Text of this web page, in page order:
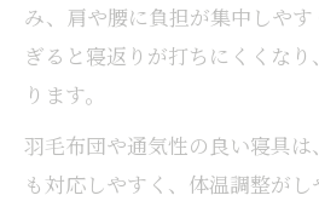
み、肩や腰に負担が集中しや
ぎると寝返りが打ちにくくな
ります。
羽毛布団や通気性の良い寝具
も対応しやすく、体温調整が